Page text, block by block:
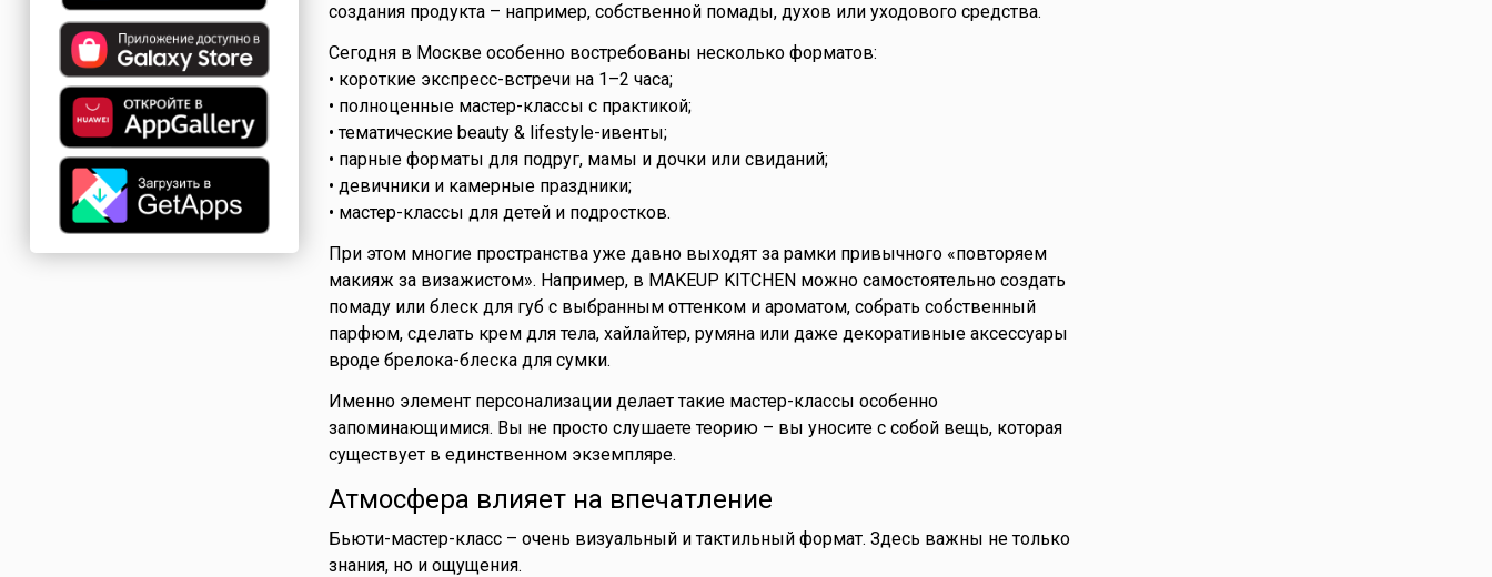
создания продукта – например, собственной помады, духов или уходового средства.
Сегодня в Москве особенно востребованы несколько форматов:
• короткие экспресс-встречи на 1–2 часа;
• полноценные мастер-классы с практикой;
• тематические beauty & lifestyle-ивенты;
• парные форматы для подруг, мамы и дочки или свиданий;
• девичники и камерные праздники;
• мастер-классы для детей и подростков.
При этом многие пространства уже давно выходят за рамки привычного «повторяем
макияж за визажистом». Например, в MAKEUP KITCHEN можно самостоятельно создать
помаду или блеск для губ с выбранным оттенком и ароматом, собрать собственный
парфюм, сделать крем для тела, хайлайтер, румяна или даже декоративные аксессуары
вроде брелока-блеска для сумки.
Именно элемент персонализации делает такие мастер-классы особенно
запоминающимися. Вы не просто слушаете теорию – вы уносите с собой вещь, которая
существует в единственном экземпляре.
Атмосфера влияет на впечатление
Бьюти-мастер-класс – очень визуальный и тактильный формат. Здесь важны не только
знания, но и ощущения.